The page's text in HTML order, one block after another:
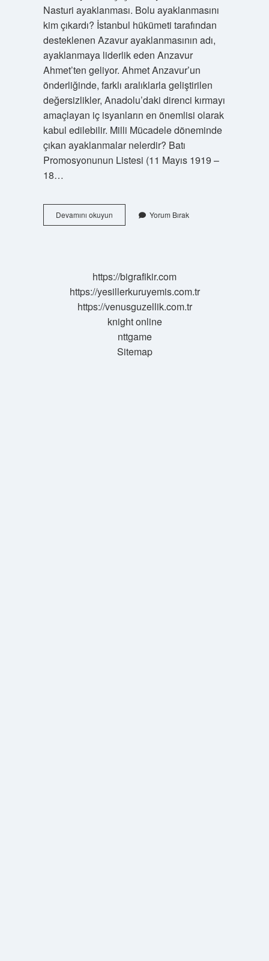
Nasturi ayaklanması. Bolu ayaklanmasını
kim çıkardı? İstanbul hükümeti tarafından
desteklenen Azavur ayaklanmasının adı,
ayaklanmaya liderlik eden Anzavur
Ahmet’ten geliyor. Ahmet Anzavur’un
önderliğinde, farklı aralıklarla geliştirilen
değersizlikler, Anadolu’daki direnci kırmayı
amaçlayan iç isyanların en önemlisi olarak
kabul edilebilir. Milli Mücadele döneminde
çıkan ayaklanmalar nelerdir? Batı
Promosyonunun Listesi (11 Mayıs 1919 –
18…
Devamını okuyunTbmm
Karşı
Yorum Bırak
https://bigrafikir.com
https://yesillerkuruyemis.com.tr
https://venusguzellik.com.tr
knight online
nttgame
Sitemap